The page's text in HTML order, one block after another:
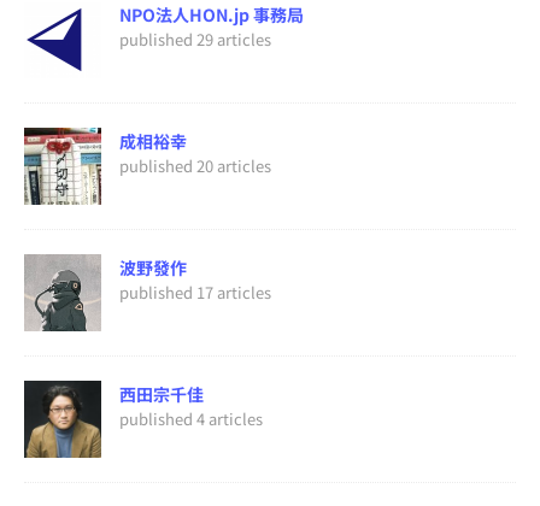
NPO法人HON.jp 事務局
published 29 articles
成相裕幸
published 20 articles
波野發作
published 17 articles
西田宗千佳
published 4 articles